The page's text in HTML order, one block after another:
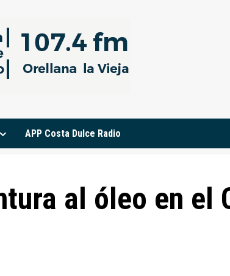
APP Costa Dulce Radio
al óleo en el